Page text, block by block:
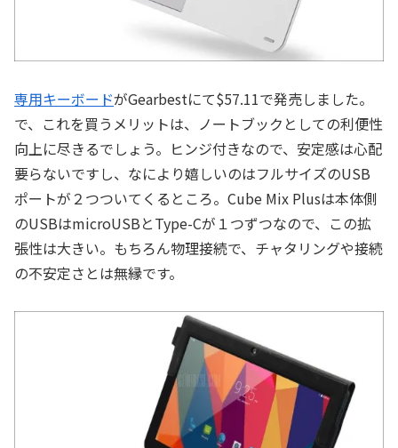
専用キーボードがGearbestにて$57.11で発売しました。
で、これを買うメリットは、ノートブックとしての利便性
向上に尽きるでしょう。ヒンジ付きなので、安定感は心配
要らないですし、なにより嬉しいのはフルサイズのUSB
ポートが２つついてくるところ。Cube Mix Plusは本体側
のUSBはmicroUSBとType-Cが１つずつなので、この拡
張性は大きい。もちろん物理接続で、チャタリングや接続
の不安定さとは無縁です。